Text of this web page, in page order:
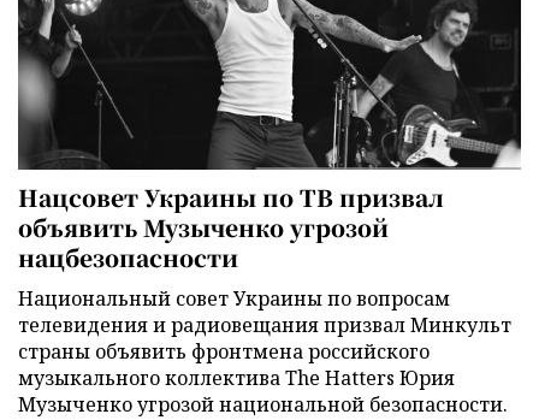
Нацсовет Украины по ТВ призвал
объявить Музыченко угрозой
нацбезопасности
Национальный совет Украины по вопросам
телевидения и радиовещания призвал Минкульт
страны объявить фронтмена российского
музыкального коллектива The Hatters Юрия
Музыченко угрозой национальной безопасности.